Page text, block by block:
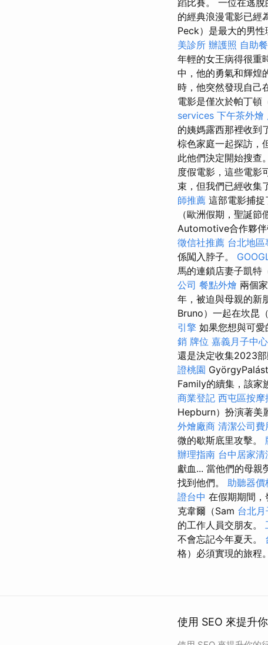
的經典浪漫電影已經
Peck）是最大的男
美診所 辦護照 自助餐
年輕的女王病得很重
中，他的勇氣和輝煌
時，他突然發現自己
電影是僅次於帕丁頓
services 下午茶外燴
的姨媽露西那裡收到
棕色家庭一起探訪，
此他們決定開始搜查。
度假電影，這些電影
束，但我們已經收集
師推薦 這部電影捕
（歐洲假期，聖誕
Automotive合作夥伴
徵信社推薦 台北地
係闖入脖子。
馬的連鎖店妻子凱特
公司 餐點外燴 兩個
年，被迫與母親的新
Bruno）一起在坎昆
引擎 如果您想與可愛
銷 牌位 嘉義月子中心
還是決定收集2023
證桃園
Family的續集，該家
商業登記 西屯區按摩
Hepburn）扮演著美
外燴廠商 清潔公司費
微的歇斯底里攻擊。
辦理指南 台中居家清
獻血... 當他們的母
找到他們。 助聽器價
證台中 在假期期間，
克韋爾（Sam 台北
的工作人員交朋友。
不會忘記今年夏天。
格）必須實現的旅程。
使用 SEO 來提升